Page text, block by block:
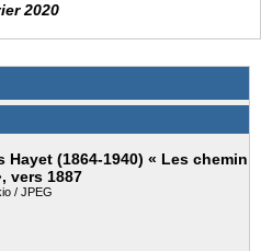
2020
Hayet (1864-1940) « Les chemin
vers 1887
/ JPEG